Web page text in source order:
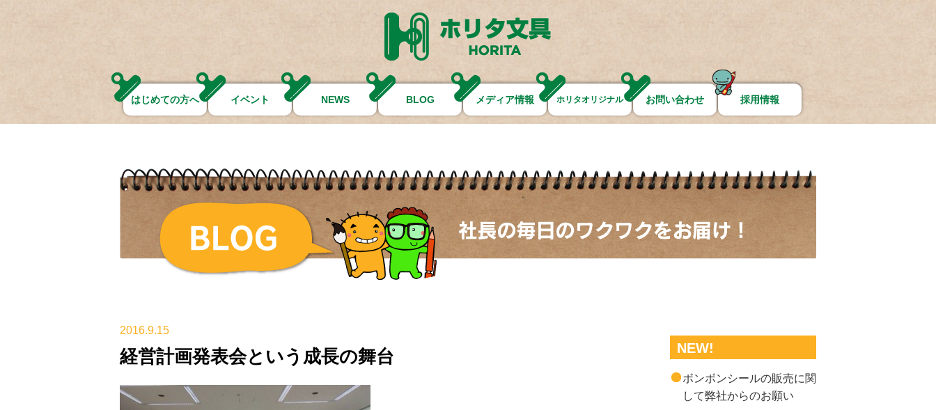
はじめての方へ イベント NEWS BLOG メディア情報 ホリタオリジナル お問い合わせ 採用情報
2016.9.15
経営計画発表会という成長の舞台 NEW!
ボンボンシールの販売に関
して弊社からのお願い